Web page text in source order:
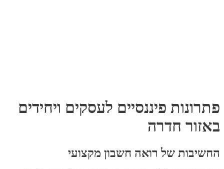
פתרונות פיננסיים לעסקים ויחידים
באזור חדרה
החשיבות של רואה חשבון מקצועי